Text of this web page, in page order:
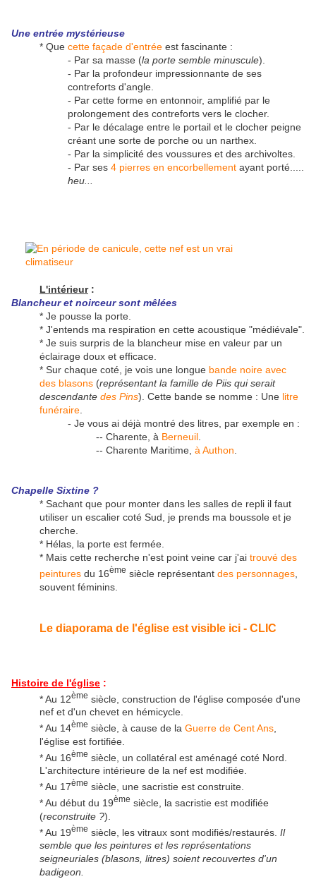
Une entrée mystérieuse
* Que cette façade d'entrée est fascinante :
- Par sa masse (la porte semble minuscule).
- Par la profondeur impressionnante de ses
contreforts d'angle.
- Par cette forme en entonnoir, amplifié par le
prolongement des contreforts vers le clocher.
- Par le décalage entre le portail et le clocher peigne
créant une sorte de porche ou un narthex.
- Par la simplicité des voussures et des archivoltes.
- Par ses 4 pierres en encorbellement ayant porté.....
heu...
L'intérieur:
Blancheur et noirceur sont mêlées
* Je pousse la porte.
* J'entends ma respiration en cette acoustique "médiévale".
* Je suis surpris de la blancheur mise en valeur par un
éclairage doux et efficace.
* Sur chaque coté, je vois une longue bande noire avec
des blasons (représentant la famille de Piis qui serait
descendante des Pins). Cette bande se nomme : Une litre
funéraire
- Je vous ai déjà montré des litres, par exemple en :
-- Charente, à Berneuil
-- Charente Maritime, à Authon
Chapelle Sixtine ?
* Sachant que pour monter dans les salles de repli il faut
utiliser un escalier coté Sud, je prends ma boussole et je
cherche.
* Hélas, la porte est fermée.
* Mais cette recherche n'est point veine car j'ai trouvé des
peintures du 16ème siècle représentant des personnages
souvent féminins.
Le diaporama de l'église est visible ici - CLIC
Histoire de l'église :
* Au 12ème siècle, construction de l'église composée d'une
nef et d'un chevet en hémicycle.
* Au 14ème siècle, à cause de la Guerre de Cent Ans
l'église est fortifiée.
* Au 16ème siècle, un collatéral est aménagé coté Nord.
L'architecture intérieure de la nef est modifiée.
* Au 17ème siècle, une sacristie est construite.
* Au début du 19ème siècle, la sacristie est modifiée
(reconstruite ?).
* Au 19ème siècle, les vitraux sont modifiés/restaurés. Il
semble que les peintures et les représentations
seigneuriales (blasons, litres) soient recouvertes d'un
badigeon.